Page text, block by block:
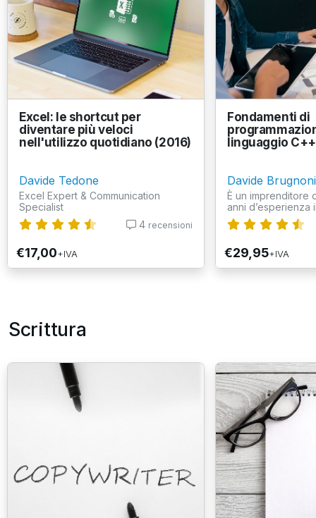
Excel: le shortcut per
diventare più veloci
nell'utilizzo quotidiano (2016)
Davide Tedone
Excel Expert & Communication
Specialist
4 recensioni
€17,00+IVA
Fondamenti di
linguaggio C++
Davide Brugnoni
È un imprenditore
anni d’esperienza
€29,95+IVA
Scrittura